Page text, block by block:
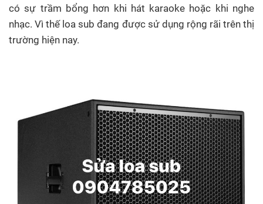
có sự trầm bổng hơn khi hát karaoke hoặc khi nghe
nhạc. Vì thế loa sub đang được sử dụng rộng rãi trên thị
trường hiện nay.